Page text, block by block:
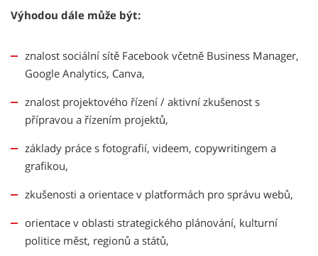
Výhodou dále může být:
znalost sociální sítě Facebook včetně Business Manager,
Google Analytics, Canva,
znalost projektového řízení / aktivní zkušenost s
přípravou a řízením projektů,
základy práce s fotografií, videem, copywritingem a
grafikou,
zkušenosti a orientace v platformách pro správu webů,
orientace v oblasti strategického plánování, kulturní
politice měst, regionů a států,